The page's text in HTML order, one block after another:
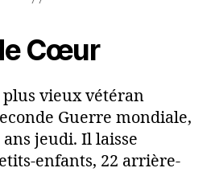
Cœur
vieux vétéran
Guerre mondiale,
ans jeudi. Il laisse
enfants, 22 arrière-